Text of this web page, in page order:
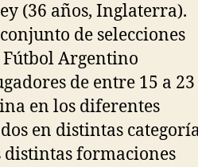
(36 años, Inglaterra).
de selecciones
Argentino
de entre 15 a 23
en los diferentes
en distintas
distintas formaciones